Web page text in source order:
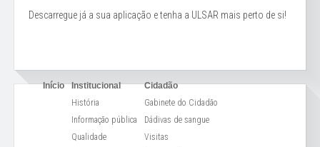
Descarregue já a sua aplicação e tenha a ULSAR mais perto de si!
Início
Institucional
História
Informação pública
Qualidade
Cidadão
Gabinete do Cidadão
Dádivas de sangue
Visitas